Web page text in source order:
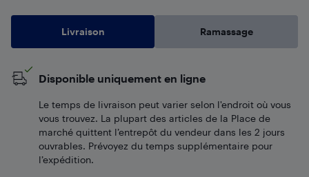
Livraison Ramassage
Disponible uniquement en ligne
Le temps de livraison peut varier selon l'endroit où vous
vous trouvez. La plupart des articles de la Place de
marché quittent l’entrepôt du vendeur dans les 2 jours
ouvrables. Prévoyez du temps supplémentaire pour
l’expédition.